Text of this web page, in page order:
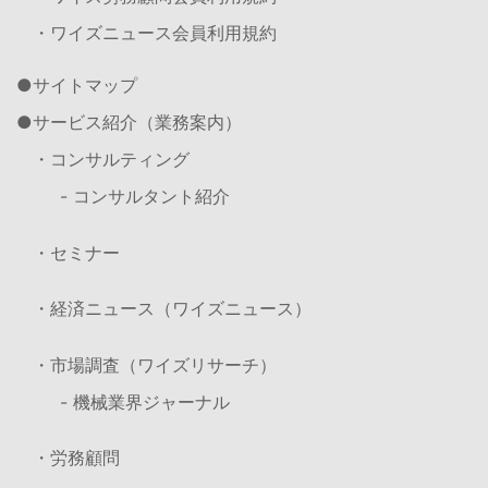
・ワイズニュース会員利用規約
サイトマップ
サービス紹介（業務案内）
・コンサルティング
- コンサルタント紹介
・セミナー
・経済ニュース（ワイズニュース）
・市場調査（ワイズリサーチ）
- 機械業界ジャーナル
・労務顧問